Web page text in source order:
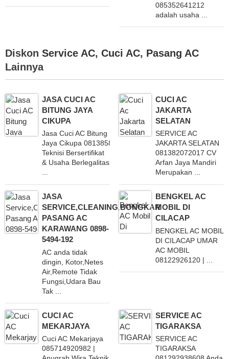
085352641212
adalah usaha ...
Diskon Service AC, Cuci AC, Pasang AC
Lainnya
JASA CUCI AC
BITUNG JAYA
CIKUPA
Jasa Cuci AC Bitung
Jaya Cikupa 081385846234 Dengan
Teknisi Bersertifikat
& Usaha Berlegalitas
...
CUCI AC
JAKARTA
SELATAN
SERVICE AC
JAKARTA SELATAN
081382072017 CV
Arfan Jaya Mandiri
Merupakan ...
JASA
SERVICE,CLEANING,BONGKAR
PASANG AC
KARAWANG 0898-
5494-192
AC anda tidak
dingin, Kotor,Netes
Air,Remote Tidak
Fungsi,Udara Bau
Tak ...
BENGKEL AC
MOBIL DI
CILACAP
BENGKEL AC MOBIL
DI CILACAP UMAR
AC MOBIL
08122926120 | ...
CUCI AC
MEKARJAYA
Cuci AC Mekarjaya
085714920982 |
SERVICE AC
TIGARAKSA
SERVICE AC
TIGARAKSA